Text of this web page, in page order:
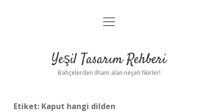
Anasayfa
Yasal Uyarı
menüyü
Yeşil Tasarım Rehberi
Bahçelerden ilham alan neşeli fikirler!
Etiket: Kaput hangi dilden